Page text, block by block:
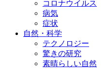
コロナウイルス
病気
症状
自然・科学
テクノロジー
驚きの研究
素晴らしい自然